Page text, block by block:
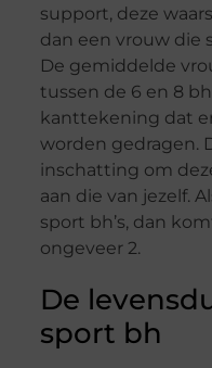
support, deze
dan een vrouw die
De gemiddelde
tussen de 6 en 8
kanttekening dat
worden gedragen.
inschatting om
aan die van jezelf.
sport bh’s, dan
ongeveer 2.
De
sport bh